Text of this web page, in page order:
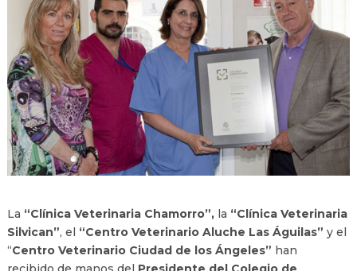
La “Clínica Veterinaria Chamorro”,la “Clínica Veterinaria
Silvican”, el “Centro Veterinario Aluche Las Águilas” y el
“Centro Veterinario Ciudad de los Ángeles” han